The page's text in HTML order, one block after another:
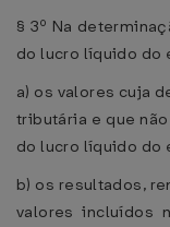
§ 3º Na
do lucro líquido do
a) os valores cuja
tributária e que
do lucro líquido do
b) os resultados,
valores incluídos